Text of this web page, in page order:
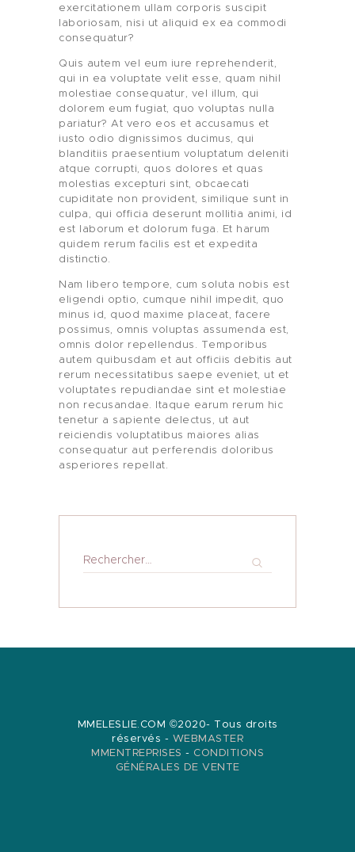
ML CONSULTING
ACCOMPAGNEMENT
BOUTIQUE
AUDITS
BRANDING
BLOG
CONTACT
exercitationem ullam corporis suscipit
laboriosam, nisi ut aliquid ex ea commodi
consequatur?
Quis autem vel eum iure reprehenderit,
qui in ea voluptate velit esse, quam nihil
molestiae consequatur, vel illum, qui
dolorem eum fugiat, quo voluptas nulla
pariatur? At vero eos et accusamus et
iusto odio dignissimos ducimus, qui
blanditiis praesentium voluptatum deleniti
atque corrupti, quos dolores et quas
molestias excepturi sint, obcaecati
cupiditate non provident, similique sunt in
culpa, qui officia deserunt mollitia animi, id
est laborum et dolorum fuga. Et harum
quidem rerum facilis est et expedita
distinctio.
Nam libero tempore, cum soluta nobis est
eligendi optio, cumque nihil impedit, quo
minus id, quod maxime placeat, facere
possimus, omnis voluptas assumenda est,
omnis dolor repellendus. Temporibus
autem quibusdam et aut officiis debitis aut
rerum necessitatibus saepe eveniet, ut et
voluptates repudiandae sint et molestiae
non recusandae. Itaque earum rerum hic
tenetur a sapiente delectus, ut aut
reiciendis voluptatibus maiores alias
consequatur aut perferendis doloribus
asperiores repellat.
Rechercher :
MMELESLIE.COM ©2020- Tous droits
réservés - WEBMASTER
MMENTREPRISES - CONDITIONS
GÉNÉRALES DE VENTE